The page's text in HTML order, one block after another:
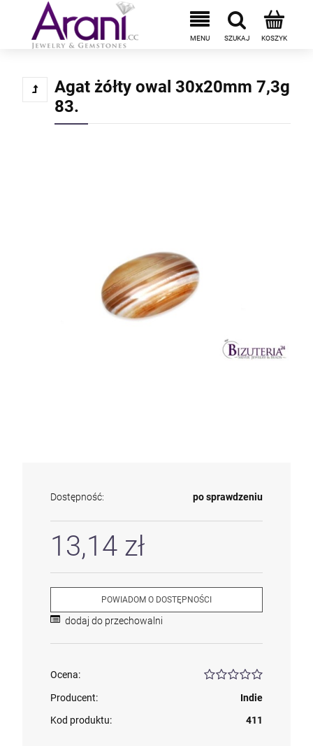
Agat żółty owal 30x20mm 7,3g
83.
Dostępność: po sprawdzeniu
13,14 zł
POWIADOM O DOSTĘPNOŚCI
dodaj do przechowalni
Ocena:
Producent:
Indie
Kod produktu:
411